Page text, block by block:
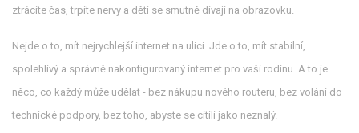
ztrácíte čas, trpíte nervy a děti se smutně dívají na obrazovku.
Nejde o to, mít nejrychlejší internet na ulici. Jde o to, mít stabilní,
spolehlivý a správně nakonfigurovaný internet pro vaši rodinu. A to je
něco, co každý může udělat - bez nákupu nového routeru, bez volání do
technické podpory, bez toho, abyste se cítili jako neznalý.